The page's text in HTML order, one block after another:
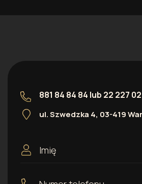
881 84 84 84 lub 22 227
ul. Szwedzka 4, 03-419